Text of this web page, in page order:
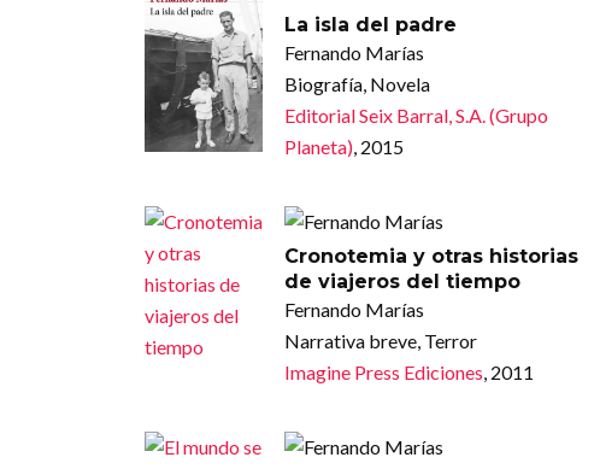
La isla del padre
Fernando Marías
Biografía, Novela
Editorial Seix Barral, S.A. (Grupo
Planeta), 2015
Cronotemia y otras historias
de viajeros del tiempo
Fernando Marías
Narrativa breve, Terror
Imagine Press Ediciones, 2011